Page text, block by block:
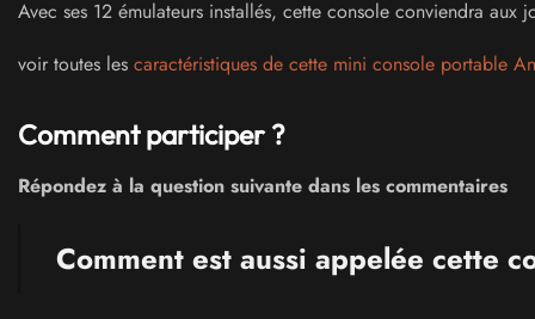
Avec ses 12 émulateurs installés, cette console conviendra
voir toutes les caractéristiques de cette mini console portable
Comment participer ?
Répondez à la question suivante dans les commentaires
Comment est aussi appelée cette